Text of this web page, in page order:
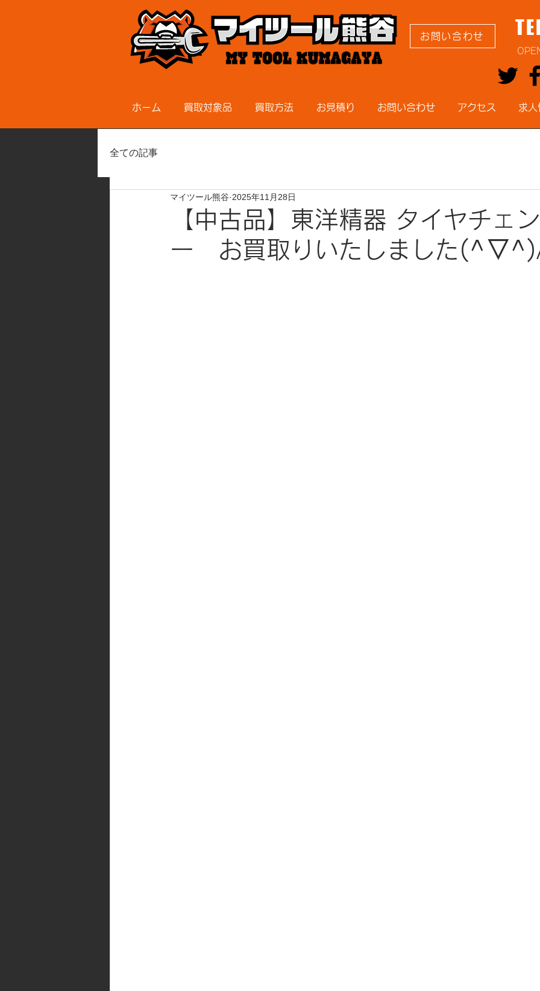
お問い合わせ
ホーム 買取対象品 買取方法 お見積り お問い合わせ アクセス 求人
全ての記事
【中古品】東洋精器 タイヤチェ
ー お買取りいたしました
マイツール熊谷 2025年11月28日